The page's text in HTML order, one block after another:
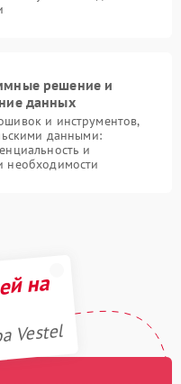
решение и
данных
и инструментов,
данными:
и
необходимости
на
Vestel